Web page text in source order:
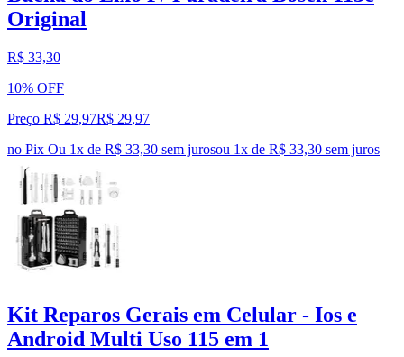
Original
R$ 33,30
10% OFF
Preço R$ 29,97R$ 29,97
no Pix Ou 1x de R$ 33,30 sem jurosou 1x de R$ 33,30 sem juros
Kit Reparos Gerais em Celular - Ios e
Android Multi Uso 115 em 1